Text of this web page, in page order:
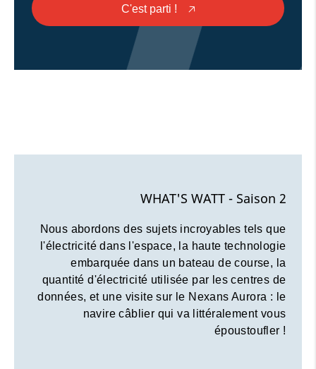
C'est parti ! 🡥
WHAT'S WATT - Saison 2
Nous abordons des sujets incroyables tels que
l'électricité dans l'espace, la haute technologie
embarquée dans un bateau de course, la
quantité d'électricité utilisée par les centres de
données, et une visite sur le Nexans Aurora : le
navire câblier qui va littéralement vous
époustoufler !
Le visionnage de cette vidéo